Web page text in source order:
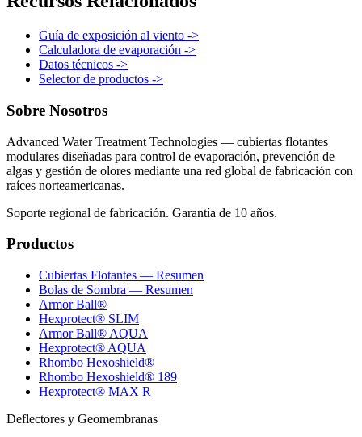
Guía de exposición al viento ->
Calculadora de evaporación ->
Datos técnicos ->
Selector de productos ->
Sobre Nosotros
Advanced Water Treatment Technologies — cubiertas flotantes
modulares diseñadas para control de evaporación, prevención de
algas y gestión de olores mediante una red global de fabricación con
raíces norteamericanas.
Soporte regional de fabricación. Garantía de 10 años.
Productos
Cubiertas Flotantes — Resumen
Bolas de Sombra — Resumen
Armor Ball®
Hexprotect® SLIM
Armor Ball® AQUA
Hexprotect® AQUA
Rhombo Hexoshield®
Rhombo Hexoshield® 189
Hexprotect® MAX R
Deflectores y Geomembranas